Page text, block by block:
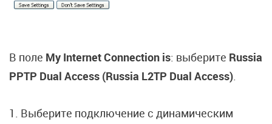
В поле My Internet Connection is: выберите Russia
PPTP Dual Access (Russia L2TP Dual Access).
1. Выберите подключение с динамическим